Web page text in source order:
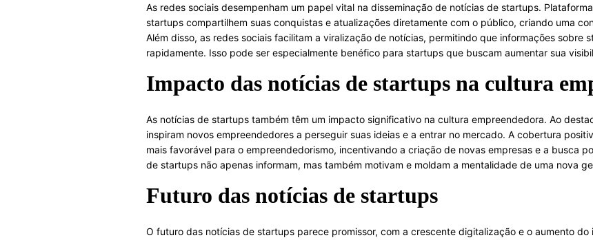
As redes sociais desempenham um papel vital na disseminação de notícias de startups.
startups compartilhem suas conquistas e atualizações diretamente com o público, criando uma
Além disso, as redes sociais facilitam a viralização de notícias, permitindo que informações sobre
rapidamente. Isso pode ser especialmente benéfico para startups que buscam aumentar sua
Impacto das notícias de startups na cultura
As notícias de startups também têm um impacto significativo na cultura empreendedora. Ao
inspiram novos empreendedores a perseguir suas ideias e a entrar no mercado. A cobertura
mais favorável para o empreendedorismo, incentivando a criação de novas empresas e a busca
de startups não apenas informam, mas também motivam e moldam a mentalidade de uma nova
Futuro das notícias de startups
O futuro das notícias de startups parece promissor, com a crescente digitalização e o aumento